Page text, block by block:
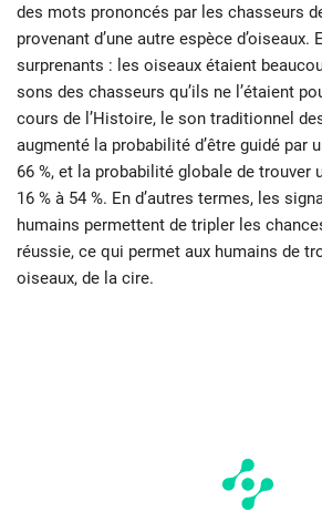
des mots prononcés par les chasseurs
provenant d’une autre espèce
surprenants : les oiseaux étaient
sons des chasseurs qu’ils ne l’étaient
cours de l’Histoire, le son traditionnel
augmenté la probabilité d’être guidé par
66 %, et la probabilité globale de trouver
16 % à 54 %. En d’autres termes, les
humains permettent de tripler les
réussie, ce qui permet aux humains de
oiseaux, de la cire.